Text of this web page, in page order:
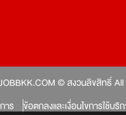
© สงวนลิขสิทธิ์ All
าร
ข้อตกลงและเงื่อนไขการใช้บ